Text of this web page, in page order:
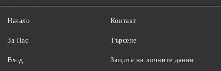
Начало
За Нас
Вход
Контакт
Търсене
Защита на личните данни